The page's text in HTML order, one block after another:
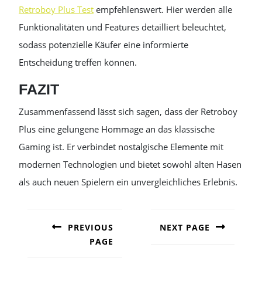
Retroboy Plus Test empfehlenswert. Hier werden alle
Funktionalitäten und Features detailliert beleuchtet,
sodass potenzielle Käufer eine informierte
Entscheidung treffen können.
FAZIT
Zusammenfassend lässt sich sagen, dass der Retroboy
Plus eine gelungene Hommage an das klassische
Gaming ist. Er verbindet nostalgische Elemente mit
modernen Technologien und bietet sowohl alten Hasen
als auch neuen Spielern ein unvergleichliches Erlebnis.
NAVIGATION
PREVIOUS
PAGE
NEXT PAGE